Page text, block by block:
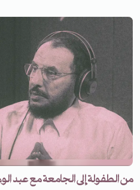
لمفتاح شخصية الشيخ ناصر الدين الألباني.
من الطفولة إلى الجامعة مع عبد